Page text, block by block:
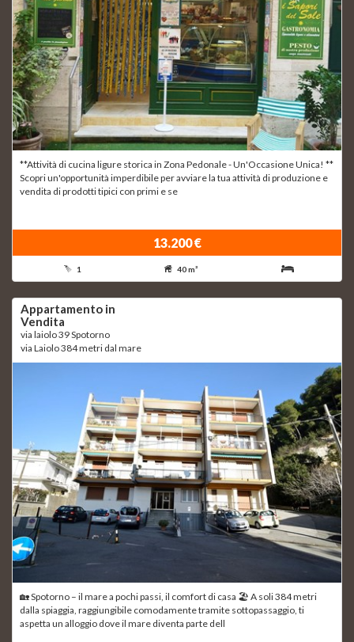
**Attività di cucina ligure storica in Zona Pedonale - Un'Occasione Unica! **
Scopri un'opportunità imperdibile per avviare la tua attività di produzione e
vendita di prodotti tipici con primi e se
13.200 €
1 40 m²
Appartamento in
Vendita
via laiolo 39 Spotorno
via Laiolo 384 metri dal mare
🏡 Spotorno – il mare a pochi passi, il comfort di casa 🏖 A soli 384 metri
dalla spiaggia, raggiungibile comodamente tramite sottopassaggio, ti
aspetta un alloggio dove il mare diventa parte dell